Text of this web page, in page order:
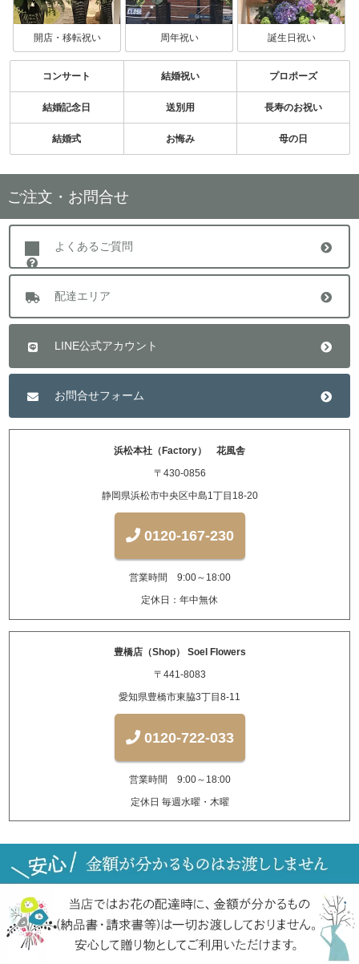
開店・移転祝い 周年祝い 誕生日祝い
コンサート 結婚祝い プロポーズ
結婚記念日 送別用 長寿のお祝い
結婚式 お悔み 母の日
ご注文・お問合せ
よくあるご質問
配達エリア
LINE公式アカウント
お問合せフォーム
浜松本社（Factory） 花風舎
〒430-0856
静岡県浜松市中央区中島1丁目18-20
0120-167-230
営業時間 9:00～18:00
定休日：年中無休
豊橋店（Shop） Soel Flowers
〒441-8083
愛知県豊橋市東脇3丁目8-11
0120-722-033
営業時間 9:00～18:00
定休日 毎週水曜・木曜